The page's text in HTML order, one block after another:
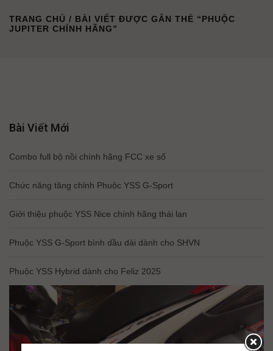
TRANG CHỦ / BÀI VIẾT ĐƯỢC GẮN THẺ “PHUỘC
JUPITER CHÍNH HÃNG”
Bài Viết Mới
Combo full bộ nồi chính hãng FCC xe số
Chức năng tăng chỉnh Phuộc YSS G-Sport
Giới thiệu phuộc YSS Nice chính hãng thái lan
Phuộc YSS G-Sport bình dầu dài dành cho SHVN
Phuộc YSS Hybrid dành cho Feliz 2025